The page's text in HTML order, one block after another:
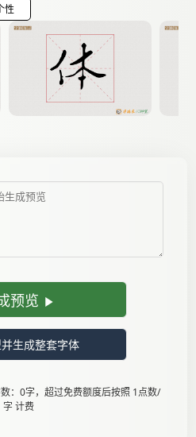
性
预览
生成整套字体
：0字，超过免费额度后按照 1点数/
字 计费